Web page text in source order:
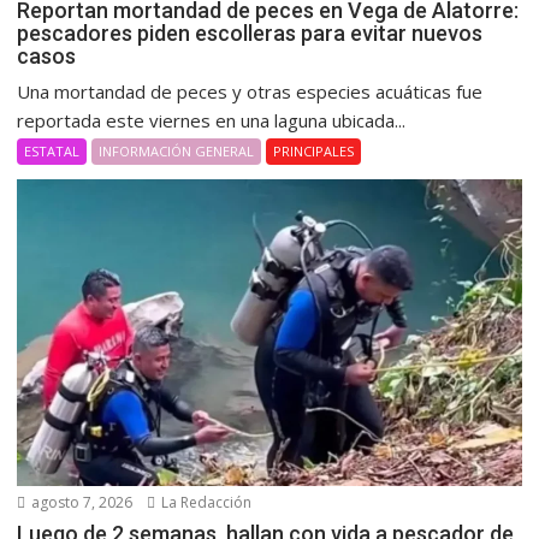
Reportan mortandad de peces en Vega de Alatorre:
pescadores piden escolleras para evitar nuevos
casos
Una mortandad de peces y otras especies acuáticas fue
reportada este viernes en una laguna ubicada...
ESTATAL INFORMACIÓN GENERAL PRINCIPALES
agosto 7, 2026 La Redacción
Luego de 2 semanas, hallan con vida a pescador de